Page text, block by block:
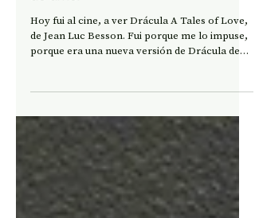
Drácula, de Luc Besson: un cuento
de amor
de Jean Luc Besson. Fui porque me lo impuse,
Bram Stoker, y porque, la verdad, es que
siempre he encontrado a Besson pura
“superficie”, nada digno de una buena película,
entendiendo por eso una cinta que te haga
dialogar contigo mismo a la salida de la sala
oscura, pensarla, recrearla mientras caminas
por la calle y se va esfumando la magia, si la